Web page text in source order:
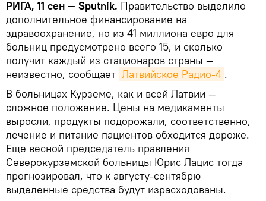
РИГА, 11 сен — Sputnik. Правительство выделило
дополнительное финансирование на
здравоохранение, но из 41 миллиона евро для
больниц предусмотрено всего 15, и сколько
получит каждый из стационаров страны —
неизвестно, сообщает Латвийское Радио-4 .
В больницах Курземе, как и всей Латвии —
сложное положение. Цены на медикаменты
выросли, продукты подорожали, соответственно,
лечение и питание пациентов обходится дороже.
Еще весной председатель правления
Северокурземской больницы Юрис Лацис тогда
прогнозировал, что к августу-сентябрю
выделенные средства будут израсходованы.